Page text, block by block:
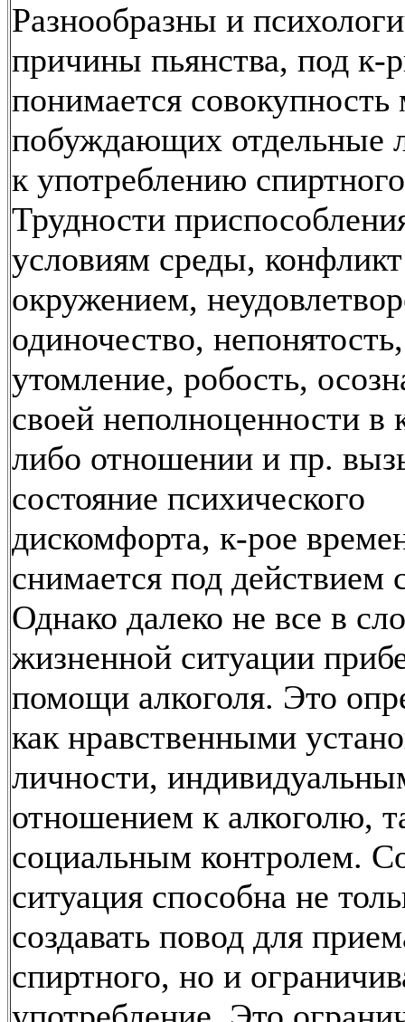
Разнообразны и
причины пьянства, под к-
понимается совокупность
побуждающих отдельные
к употреблению
Трудности
условиям среды,
окружением,
одиночество, непонятость,
утомление, робость,
своей неполноценности в
либо отношении и пр.
состояние психического
дискомфорта, к-рое
снимается под действием
Однако далеко не все в
жизненной ситуации
помощи алкоголя. Это
как нравственными
личности,
отношением к алкоголю,
социальным контролем.
ситуация способна не
создавать повод для
спиртного, но и